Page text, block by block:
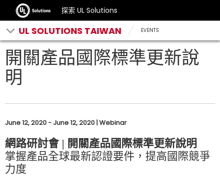
探索 UL Solutions
UL SOLUTIONS TAIWAN EVENTS
開關產品國際標準更新說
明
June 12, 2020 - June 12, 2020 | Webinar
網路研討會 | 開關產品國際標準更新說明
掌握產品全球最新認證要件，提高國際競爭
力度